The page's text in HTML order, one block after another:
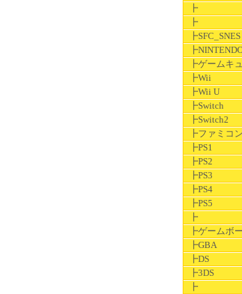
┣
┣
┣SFC_SNES
┣ゲームキ
┣Wii
┣Wii U
┣Switch
┣Switch2
┣ファミコン
┣PS1
┣PS2
┣PS3
┣PS4
┣PS5
┣
┣ゲームボ
┣GBA
┣DS
┣3DS
┣